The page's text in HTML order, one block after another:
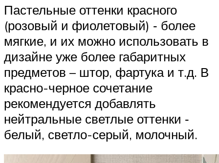
Пастельные оттенки красного
(розовый и фиолетовый) ‑ более
мягкие, и их можно использовать в
дизайне уже более габаритных
предметов – штор, фартука и т.д. В
красно-черное сочетание
рекомендуется добавлять
нейтральные светлые оттенки ‑
белый, светло-серый, молочный.